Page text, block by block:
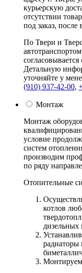
курьерскую
отсутствии
под заказ,
По Твери и
Детальную
уточняйте у
(910) 937-42-00,
Монтаж
Монтаж
условие
систем
производим
по ряду
Отопительные
котлов
дизельных